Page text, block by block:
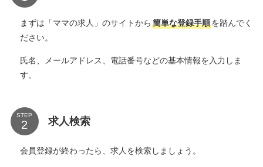
まずは「ママの求人」のサイトから 簡単な登録手順を踏んでく
ださい。
氏名、メールアドレス、電話番号などの基本情報を入力しま
す。
STEP
求人検索
会員登録が終わったら、求人を検索しましょう。